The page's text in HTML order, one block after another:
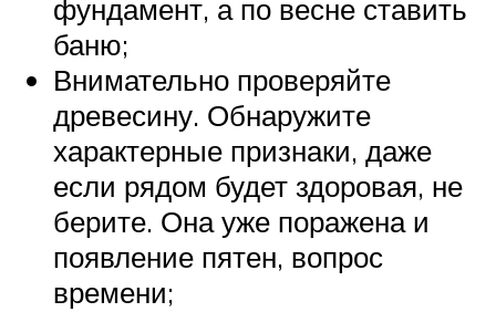
фундамент, а по весне ставить
баню;
Внимательно проверяйте
древесину. Обнаружите
характерные признаки, даже
если рядом будет здоровая, не
берите. Она уже поражена и
появление пятен, вопрос
времени;